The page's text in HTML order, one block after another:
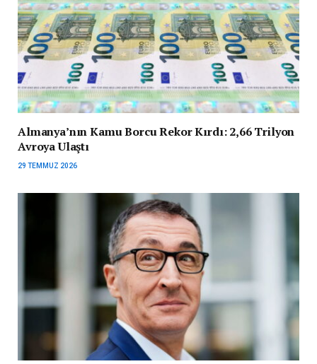
Almanya’nın Kamu Borcu Rekor Kırdı: 2,66 Trilyon
Avroya Ulaştı
29 TEMMUZ 2026